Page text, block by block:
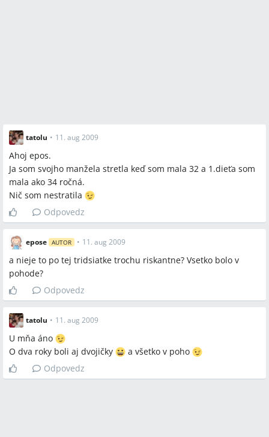
tatolu • 11. aug 2009
Ahoj epos.
Ja som svojho manžela stretla keď som mala 32 a 1.dieťa som
mala ako 34 ročná.
Nič som nestratila
Odpovedz
epose AUTOR • 11. aug 2009
a nieje to po tej tridsiatke trochu riskantne? Vsetko bolo v
pohode?
Odpovedz
tatolu • 11. aug 2009
U mňa áno
O dva roky boli aj dvojičky
a všetko v poho
Odpovedz